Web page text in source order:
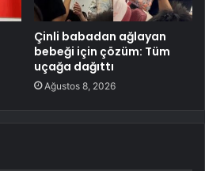
Çinli babadan ağlayan
bebeği için çözüm: Tüm
uçağa dağıttı
Ağustos 8, 2026